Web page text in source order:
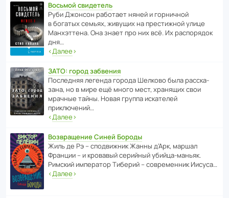
Восьмой свидетель
Руби Джонсон рабо­тает няней и горни­чной
в богатых семьях, живущих на прес­ти­жной улице
Манх­эт­тена. Она знает про них всё. Их распо­рядок
дня…
‹Далее›
ЗАТО: город забвения
После­дняя легенда города Шелково была расска­
зана, но в мире ещё много мест, хранящих свои
мрачные тайны. Новая группа иска­телей
приключений…
‹Далее›
Возвращение Синей Бороды
Жиль де Рэ – спод­ви­жник Жанны д’Арк, маршал
Франции – и кровавый серийный убийца-маньяк.
Римский импе­ратор Тиберий – совре­менник Иисуса…
‹Далее›